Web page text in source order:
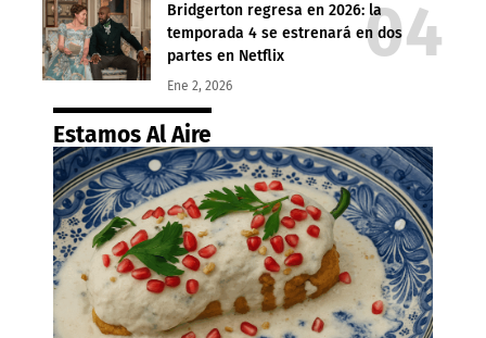
Bridgerton regresa en 2026: la
temporada 4 se estrenará en dos
partes en Netflix
Ene 2, 2026
Estamos Al Aire